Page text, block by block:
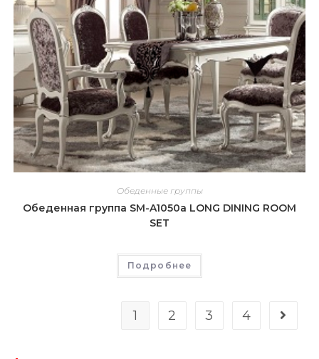
Обеденные группы
Обеденная группа SM-A1050a LONG DINING ROOM
SET
Подробнее
1 2 3 4